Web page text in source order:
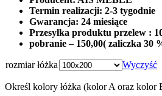
Termin realizacji: 2-3 tygodnie
Gwarancja: 24 miesiące
Przesyłka produktu przelew :
pobranie – 150,00( zaliczka 30
rozmiar łóżka Wyczyść
Określ kolory łóżka (kolor A oraz kolor